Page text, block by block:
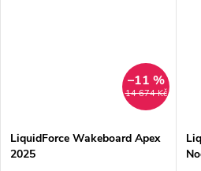
14 674 Kč
–11 %
LiquidForce Wakeboard Apex
2025